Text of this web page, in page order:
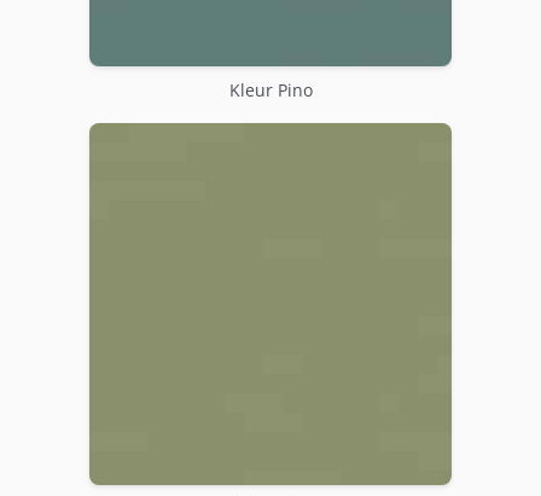
Kleur Pino